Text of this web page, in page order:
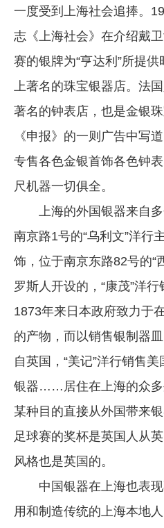
一度受到上海社会追捧。
志《上海社会》在介绍戴
赛的银牌为“亨达利”所提供
上著名的珠宝银器店。法
著名的钟表店，也是金银
《申报》的一则广告中写
专售各色金银首饰各色钟
尺机器一切俱全。
上海的外国银器来自多
南京路1号的“乌利文”洋行
饰，位于南京东路82号的“
罗斯人开设的，“康茂”洋
1873年来日本政府致力于
的产物，而以销售银制器
自英国，“美记”洋行销售
银器……居住在上海的众多
某种目的直接从外国带来
足球赛的奖杯是英国人从
风格也是英国的。
中国银器在上海也表现
用和制造传统的上海本地